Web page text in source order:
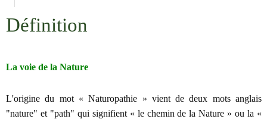
Définition
La voie de la Nature
L'origine du mot « Naturopathie » vient de deux mots anglais
"nature" et "path" qui signifient « le chemin de la Nature » ou la «